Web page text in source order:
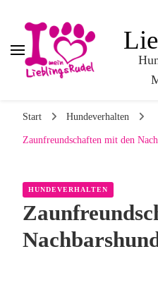
Start Hundeverhalten
Zaunfreundschaften mit den
HUNDEVERHALTEN